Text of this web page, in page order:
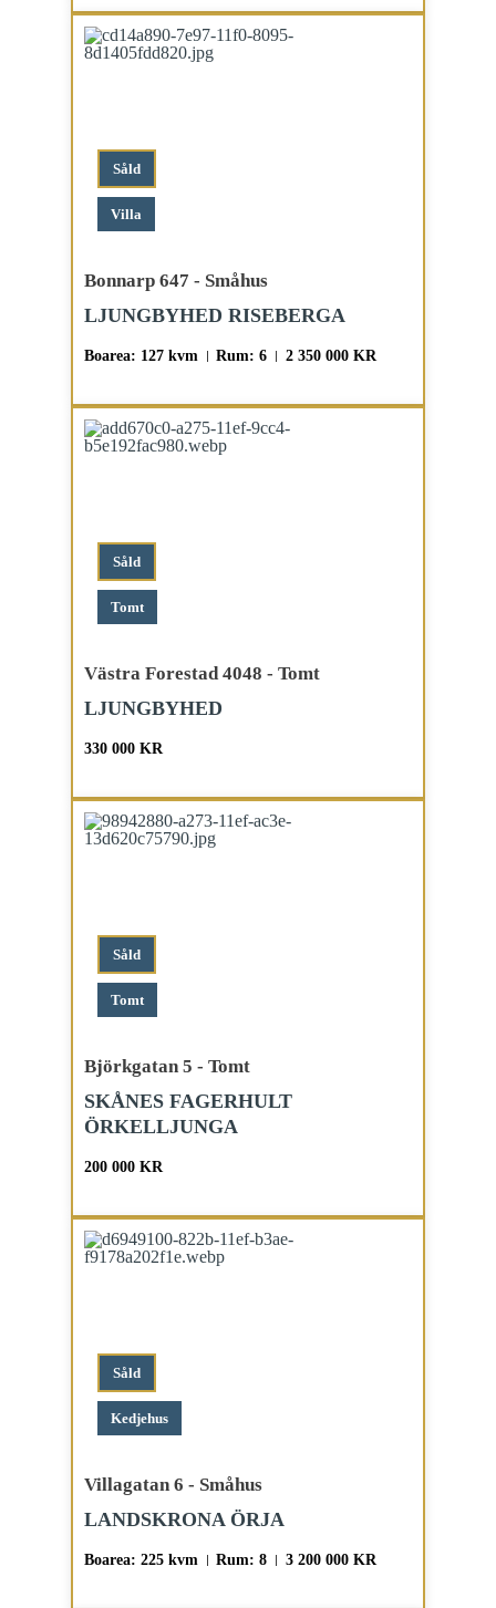
Såld
Villa
Bonnarp 647 - Småhus
LJUNGBYHED RISEBERGA
Boarea: 127 kvm Rum: 6 2 350 000 KR
Såld
Tomt
Västra Forestad 4048 - Tomt
LJUNGBYHED
330 000 KR
Såld
Tomt
Björkgatan 5 - Tomt
SKÅNES FAGERHULT
ÖRKELLJUNGA
200 000 KR
Såld
Kedjehus
Villagatan 6 - Småhus
LANDSKRONA ÖRJA
Boarea: 225 kvm Rum: 8 3 200 000 KR